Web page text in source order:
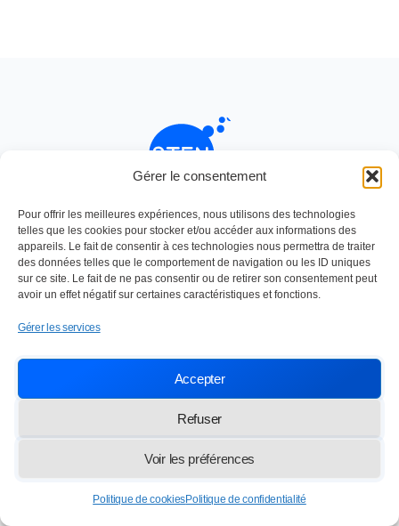
Gérer le consentement
Pour offrir les meilleures expériences, nous utilisons des technologies
telles que les cookies pour stocker et/ou accéder aux informations des
appareils. Le fait de consentir à ces technologies nous permettra de traiter
des données telles que le comportement de navigation ou les ID uniques
sur ce site. Le fait de ne pas consentir ou de retirer son consentement peut
avoir un effet négatif sur certaines caractéristiques et fonctions.
Gérer les services
Accepter
Refuser
Voir les préférences
Politique de cookiesPolitique de confidentialité
SOC TRAVAUX ENTRETIEN NETTOYAGE
Paris,13 rue des Frères Lumière 77100 Meaux
info@lasten.fr 01 64 36 48 20
© 2026 STEN — Tous droits réservés